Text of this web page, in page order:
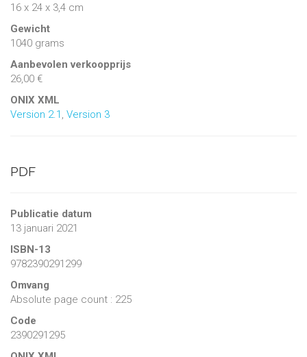
16 x 24 x 3,4 cm
Gewicht
1040 grams
Aanbevolen verkoopprijs
26,00 €
ONIX XML
Version 2.1 , Version 3
PDF
Publicatie datum
13 januari 2021
ISBN-13
9782390291299
Omvang
Absolute page count : 225
Code
2390291295